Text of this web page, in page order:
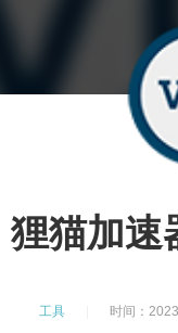
狸猫加速
工具 时间：